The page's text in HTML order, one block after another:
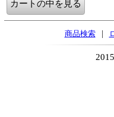
商品検索 |